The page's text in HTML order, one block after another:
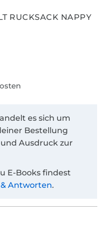
RUCKSACK NAPPY
es sich um
Bestellung
Ausdruck zur
E-Books findest
Antworten.